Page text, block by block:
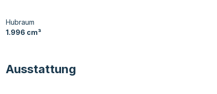
Hubraum
1.996 cm³
Ausstattung